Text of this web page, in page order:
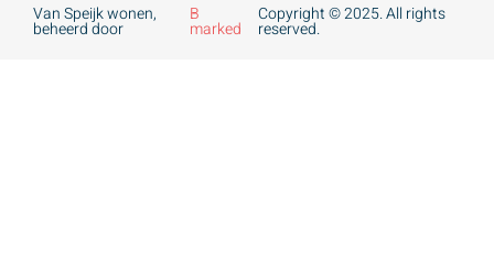
Van Speijk wonen,
beheerd door
B
marked
Copyright © 2025. All rights
reserved.